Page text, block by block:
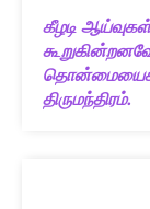
கீழடி
தொன்மையைக்
திருமந்திரம்.